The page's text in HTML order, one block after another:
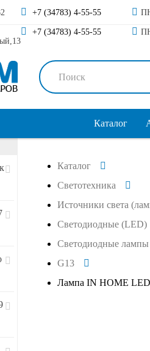
+7 (34783) 4-55-55
+7 (34783) 4-55-55
Каталог
Каталог
Светотехника
Источники света
Светодиодные (LED)
Светодиодные лампы
G13
Лампа IN HOME